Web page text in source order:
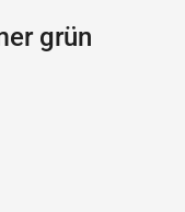
grün